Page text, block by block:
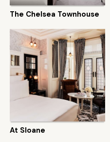
The Chelsea Townhouse
At Sloane